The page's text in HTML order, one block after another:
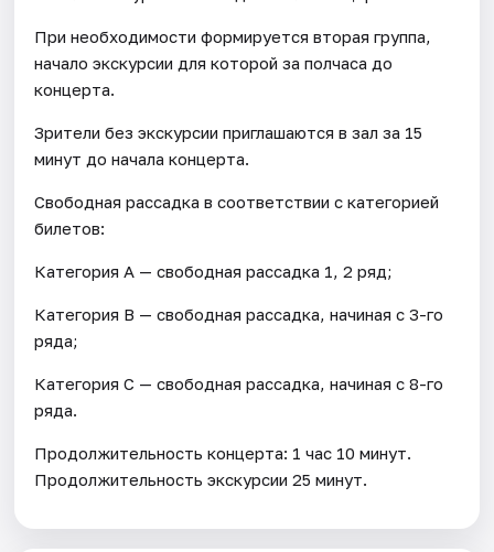
При необходимости формируется вторая группа,
начало экскурсии для которой за полчаса до
концерта.
Зрители без экскурсии приглашаются в зал за 15
минут до начала концерта.
Свободная рассадка в соответствии с категорией
билетов:
Категория А — свободная рассадка 1, 2 ряд;
Категория В — свободная рассадка, начиная с 3-го
ряда;
Категория С — свободная рассадка, начиная с 8-го
ряда.
Продолжительность концерта: 1 час 10 минут.
Продолжительность экскурсии 25 минут.